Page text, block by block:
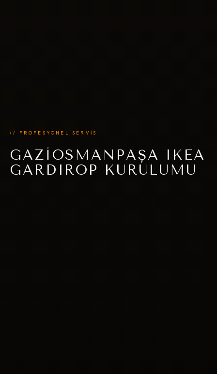
// PROFESYONEL SERVİS
GAZIOSMANPAŞA IKEA
GARDIROP KURULUMU